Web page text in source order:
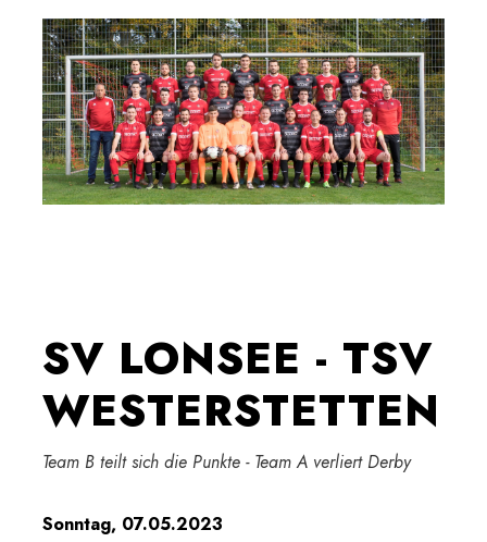
SV LONSEE - TSV
WESTERSTETTEN
Team B teilt sich die Punkte - Team A verliert Derby
Sonntag, 07.05.2023